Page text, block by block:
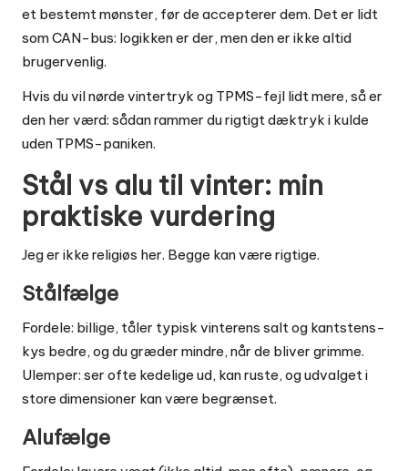
et bestemt mønster, før de accepterer dem. Det er lidt
som CAN-bus: logikken er der, men den er ikke altid
brugervenlig.
Hvis du vil nørde vintertryk og TPMS-fejl lidt mere, så er
den her værd: sådan rammer du rigtigt dæktryk i kulde
uden TPMS-paniken.
Stål vs alu til vinter: min
praktiske vurdering
Jeg er ikke religiøs her. Begge kan være rigtige.
Stålfælge
Fordele: billige, tåler typisk vinterens salt og kantstens-
kys bedre, og du græder mindre, når de bliver grimme.
Ulemper: ser ofte kedelige ud, kan ruste, og udvalget i
store dimensioner kan være begrænset.
Alufælge